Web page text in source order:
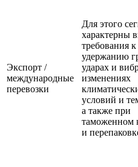
Экспорт /
международные
перевозки
Для этого
характерны
требования к
удержанию
ударах и
изменениях
условий и
а также при
таможенном
и